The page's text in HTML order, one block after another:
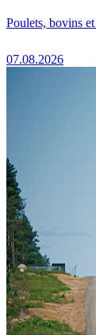
Poulets, bovins
07.08.2026